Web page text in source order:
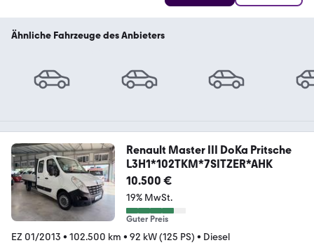
Ähnliche Fahrzeuge des Anbieters
Renault Master III DoKa Pritsche
L3H1*102TKM*7SITZER*AHK
10.500 €
19% MwSt.
Guter Preis
EZ 01/2013 • 102.500 km • 92 kW (125 PS) • Diesel